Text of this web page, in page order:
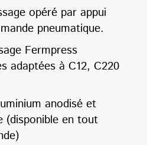
opéré par appui
pneumatique.
Fermpress
adaptées à C12, C220
anodisé et
(disponible en tout